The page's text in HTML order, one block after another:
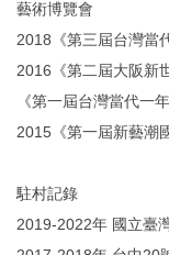
藝術博覽會
2018《第三屆台灣當
2016《第二屆大阪新
《第一屆台灣當代一
2015《第一屆新藝潮
駐村記錄
2019-2022年 國立臺